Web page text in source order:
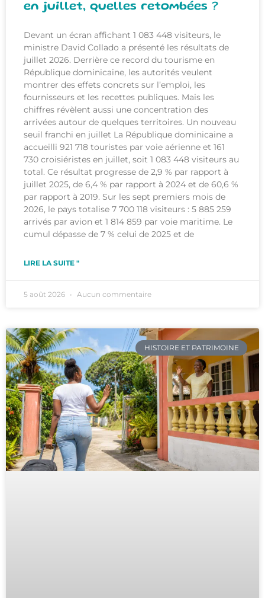
en juillet, quelles retombées ?
Devant un écran affichant 1 083 448 visiteurs, le
ministre David Collado a présenté les résultats de
juillet 2026. Derrière ce record du tourisme en
République dominicaine, les autorités veulent
montrer des effets concrets sur l’emploi, les
fournisseurs et les recettes publiques. Mais les
chiffres révèlent aussi une concentration des
arrivées autour de quelques territoires. Un nouveau
seuil franchi en juillet La République dominicaine a
accueilli 921 718 touristes par voie aérienne et 161
730 croisiéristes en juillet, soit 1 083 448 visiteurs au
total. Ce résultat progresse de 2,9 % par rapport à
juillet 2025, de 6,4 % par rapport à 2024 et de 60,6 %
par rapport à 2019. Sur les sept premiers mois de
2026, le pays totalise 7 700 118 visiteurs : 5 885 259
arrivés par avion et 1 814 859 par voie maritime. Le
cumul dépasse de 7 % celui de 2025 et de
LIRE LA SUITE "
5 août 2026 Aucun commentaire
HISTOIRE ET PATRIMOINE